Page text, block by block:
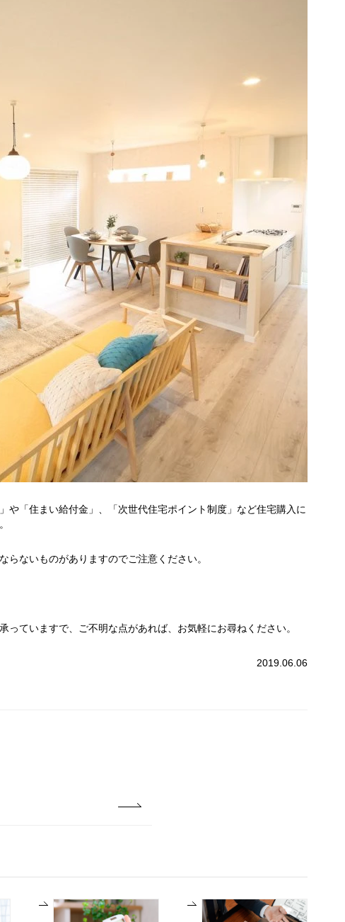
や「住まい給付金」、「次世代住宅ポイント制度」など住宅購入に
ないものがありますのでご注意ください。
ていますで、ご不明な点があれば、お気軽にお尋ねください。
2019.06.06